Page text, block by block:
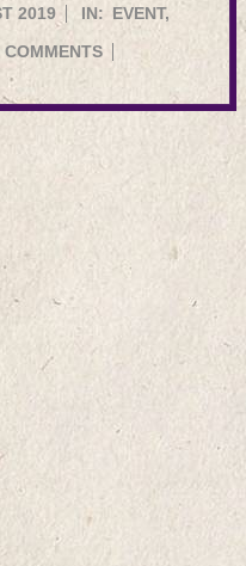
2019 IN: EVENT,
COMMENTS